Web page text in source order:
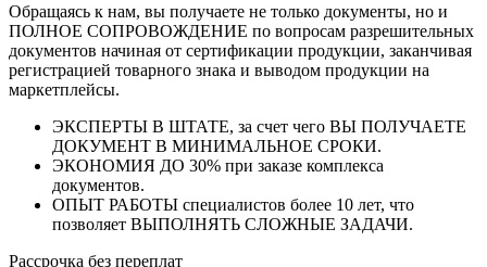
Обращаясь к нам, вы получаете не только документы, но и
ПОЛНОЕ СОПРОВОЖДЕНИЕ по вопросам разрешительных
документов начиная от сертификации продукции, заканчивая
регистрацией товарного знака и выводом продукции на
маркетплейсы.
ЭКСПЕРТЫ В ШТАТЕ, за счет чего ВЫ ПОЛУЧАЕТЕ
ДОКУМЕНТ В МИНИМАЛЬНОЕ СРОКИ.
ЭКОНОМИЯ ДО 30% при заказе комплекса
документов.
ОПЫТ РАБОТЫ специалистов более 10 лет, что
позволяет ВЫПОЛНЯТЬ СЛОЖНЫЕ ЗАДАЧИ.
Рассрочка без переплат